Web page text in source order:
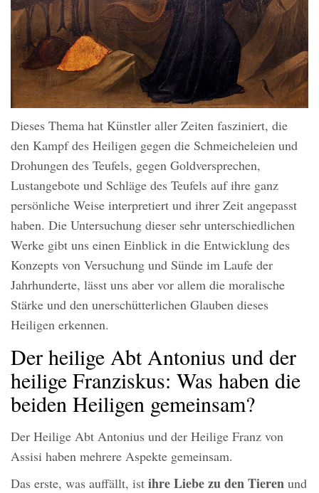
Dieses Thema hat Künstler aller Zeiten fasziniert, die
den Kampf des Heiligen gegen die Schmeicheleien und
Drohungen des Teufels, gegen Goldversprechen,
Lustangebote und Schläge des Teufels auf ihre ganz
persönliche Weise interpretiert und ihrer Zeit angepasst
haben. Die Untersuchung dieser sehr unterschiedlichen
Werke gibt uns einen Einblick in die Entwicklung des
Konzepts von Versuchung und Sünde im Laufe der
Jahrhunderte, lässt uns aber vor allem die moralische
Stärke und den unerschütterlichen Glauben dieses
Heiligen erkennen.
Der heilige Abt Antonius und der
heilige Franziskus: Was haben die
beiden Heiligen gemeinsam?
Der Heilige Abt Antonius und der Heilige Franz von
Assisi haben mehrere Aspekte gemeinsam.
Das erste, was auffällt, ist ihre Liebe zu den Tieren und